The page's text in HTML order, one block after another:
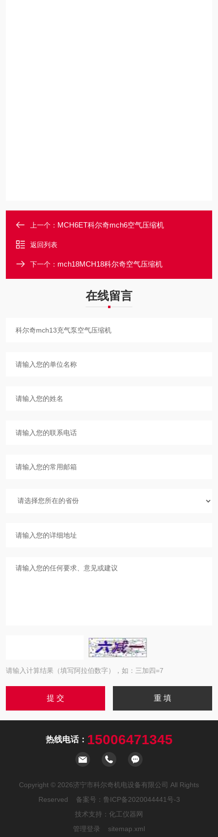
上一个： MCH6ET科尔奇mch6空气压缩机
返回列表
下一个： mch18MCH18科尔奇空气压缩机
在线留言
请输入计算结果（填写阿拉伯数字），如：三加四=7
热线电话： 15006471345
Copyright © 2026济宁市科尔奇机电设备有限公司 All Rights
Reserved 备案号： 鲁ICP备2020044441号-3
技术支持： 化工仪器网
管理登录
sitemap.xml